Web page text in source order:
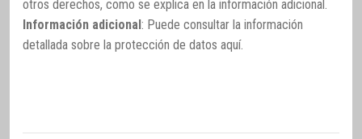
otros derechos, como se explica en la información adicional.
Información adicional: Puede consultar la información
detallada sobre la protección de datos aquí.